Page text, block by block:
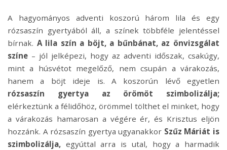
A hagyományos adventi koszorú három lila és egy
rózsaszín gyertyából áll, a színek többféle jelentéssel
bírnak. A lila szín a böjt, a bűnbánat, az önvizsgálat
színe – jól jelképezi, hogy az adventi időszak, csakúgy,
mint a húsvétot megelőző, nem csupán a várakozás,
hanem a böjt ideje is. A koszorún lévő egyetlen
rózsaszín gyertya az örömöt szimbolizálja;
elérkeztünk a félidőhöz, örömmel tölthet el minket, hogy
a várakozás hamarosan a végére ér, és Krisztus eljön
hozzánk. A rózsaszín gyertya ugyanakkor Szűz Máriát is
szimbolizálja, egyúttal arra is utal, hogy a harmadik